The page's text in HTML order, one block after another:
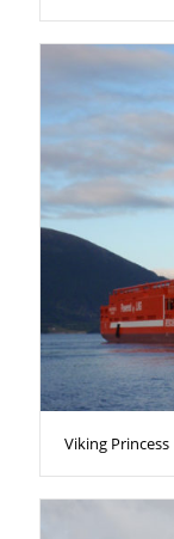
Viking Princess